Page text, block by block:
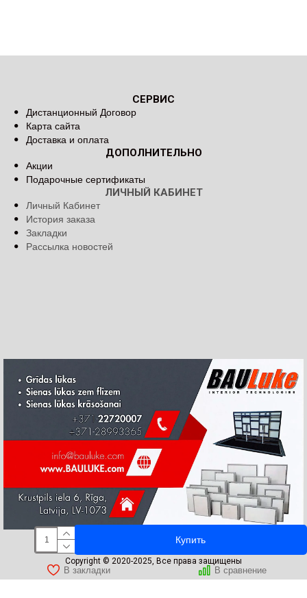
Купить
В закладки В сравнение
СЕРВИС
Дистанционный Договор
Карта сайта
Доставка и оплата
ДОПОЛНИТЕЛЬНО
Акции
Подарочные сертификаты
ЛИЧНЫЙ КАБИНЕТ
Личный Кабинет
История заказа
Закладки
Рассылка новостей
Copyright © 2020-2025, Все права защищены